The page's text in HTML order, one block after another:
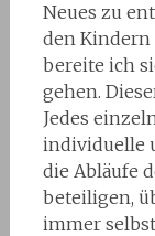
Neues zu
den Kindern
bereite ich
gehen.
Jedes
individuelle
die Abläufe
beteiligen,
immer